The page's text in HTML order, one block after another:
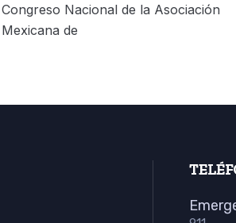
Congreso Nacional de la Asociación
Mexicana de